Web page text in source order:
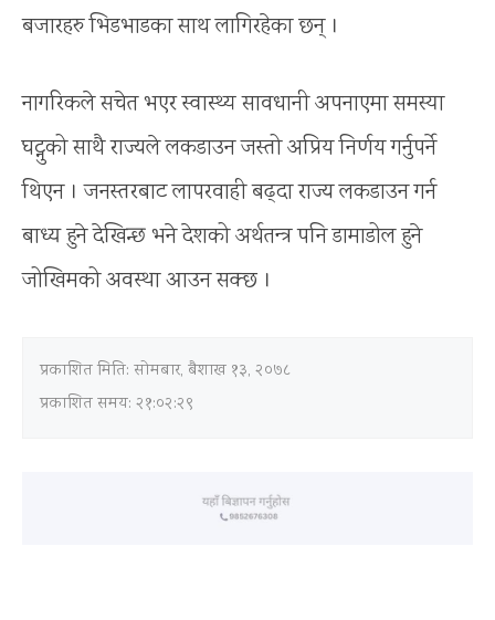
बजारहरु भिडभाडका साथ लागिरहेका छन् ।
नागरिकले सचेत भएर स्वास्थ्य सावधानी अपनाएमा समस्या
घट्नुको साथै राज्यले लकडाउन जस्तो अप्रिय निर्णय गर्नुपर्ने
थिएन । जनस्तरबाट लापरवाही बढ्दा राज्य लकडाउन गर्न
बाध्य हुने देखिन्छ भने देशको अर्थतन्त्र पनि डामाडोल हुने
जोखिमको अवस्था आउन सक्छ ।
प्रकाशित मिति: सोमबार, बैशाख १३, २०७८
प्रकाशित समय: २१:०२:२९